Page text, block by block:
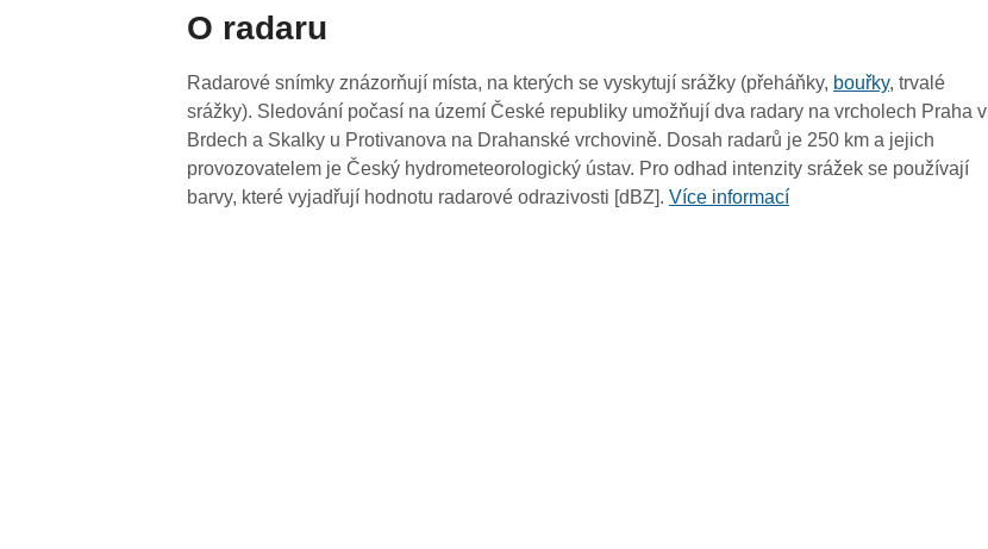
08:50
08:40
08:30
08:20
O radaru
Radarové snímky znázorňují místa, na kterých se vyskytují srážky (přeháňky, bouřky, trvalé
srážky). Sledování počasí na území České republiky umožňují dva radary na vrcholech Praha v
Brdech a Skalky u Protivanova na Drahanské vrchovině. Dosah radarů je 250 km a jejich
provozovatelem je Český hydrometeorologický ústav. Pro odhad intenzity srážek se používají
barvy, které vyjadřují hodnotu radarové odrazivosti [dBZ].Více informací